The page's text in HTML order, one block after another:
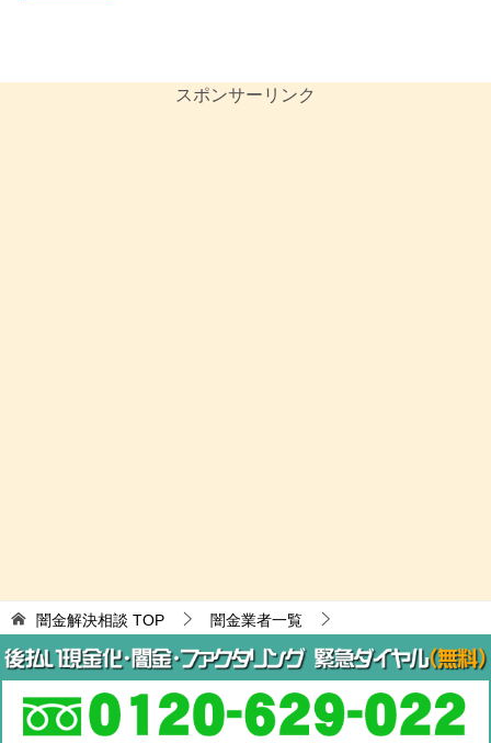
スポンサーリンク
闇金解決相談 TOP
闇金業者一覧
なりすまし闇金融
株式会社さくらやは闇金
© 2017 闇金解決相談